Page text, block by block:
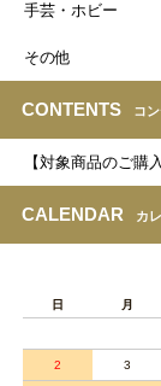
手芸・ホビー
その他
CONTENTS コ
【対象商品のご購
CALENDAR カ
日 月
2 3